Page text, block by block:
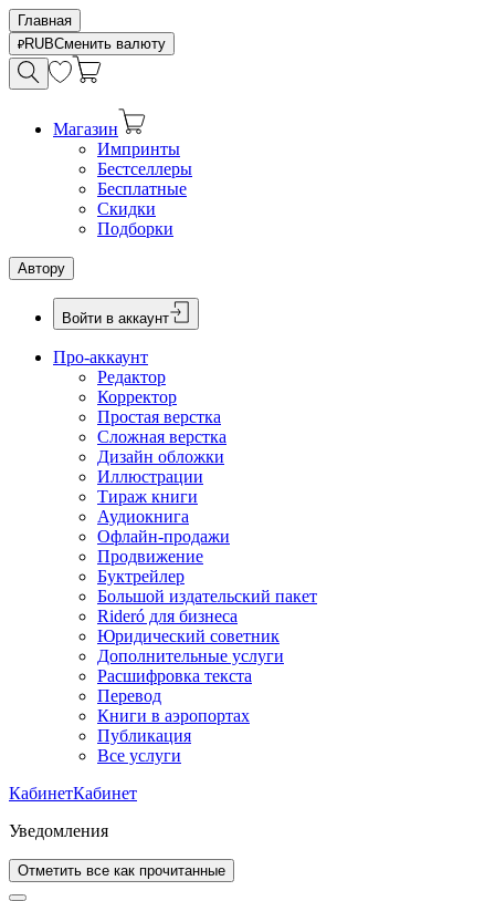
Главная
RUBСменить валюту
Магазин
Импринты
Бестселлеры
Бесплатные
Скидки
Подборки
Автору
Войти в аккаунт
Про-аккаунт
Редактор
Корректор
Простая верстка
Сложная верстка
Дизайн обложки
Иллюстрации
Тираж книги
Аудиокнига
Офлайн-продажи
Продвижение
Буктрейлер
Большой издательский пакет
Rideró для бизнеса
Юридический советник
Дополнительные услуги
Расшифровка текста
Перевод
Книги в аэропортах
Публикация
Все услуги
КабинетКабинет
Уведомления
Отметить все как прочитанные